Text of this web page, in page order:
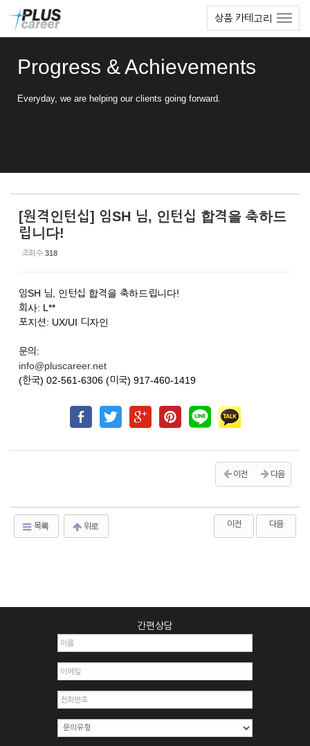
상품 카테고리
Progress & Achievements
Everyday, we are helping our clients going forward.
[원격인턴십] 임SH 님, 인턴십 합격을 축하드
립니다!
조회 수 318
임SH 님, 인턴십 합격을 축하드립니다!
회사: L**
포지션: UX/UI 디자인
문의:
info@pluscareer.net
(한국) 02-561-6306 (미국) 917-460-1419
이전 다음
목록 위로 이전 다음
간편상담